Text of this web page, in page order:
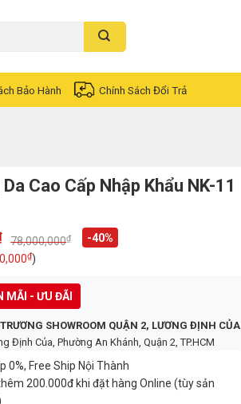
Bảo Hành Chính Sách Đổi Trả
Cao Cấp Nhập Khẩu NK-11
78,000,000₫
-40%
₫)
MÃI - ƯU ĐÃI
SHOWROOM QUẬN 2, LƯƠNG ĐỊNH CỦA
Định Của, Phường An Khánh, Quận 2, TP.HCM
0%, Free Ship Nội Thành
200.000đ khi đặt hàng Online (tùy sản